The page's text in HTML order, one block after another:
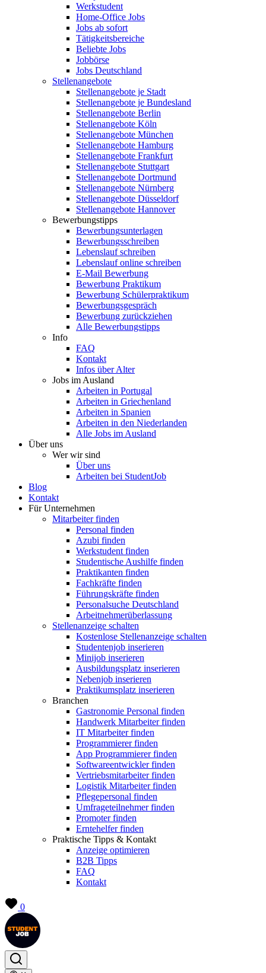
Werkstudent
Home-Office Jobs
Jobs ab sofort
Tätigkeitsbereiche
Beliebte Jobs
Jobbörse
Jobs Deutschland
Stellenangebote
Stellenangebote je Stadt
Stellenangebote je Bundesland
Stellenangebote Berlin
Stellenangebote Köln
Stellenangebote München
Stellenangebote Hamburg
Stellenangebote Frankfurt
Stellenangebote Stuttgart
Stellenangebote Dortmund
Stellenangebote Nürnberg
Stellenangebote Düsseldorf
Stellenangebote Hannover
Bewerbungstipps
Bewerbungsunterlagen
Bewerbungsschreiben
Lebenslauf schreiben
Lebenslauf online schreiben
E-Mail Bewerbung
Bewerbung Praktikum
Bewerbung Schülerpraktikum
Bewerbungsgespräch
Bewerbung zurückziehen
Alle Bewerbungstipps
Info
FAQ
Kontakt
Infos über Alter
Jobs im Ausland
Arbeiten in Portugal
Arbeiten in Griechenland
Arbeiten in Spanien
Arbeiten in den Niederlanden
Alle Jobs im Ausland
Über uns
Wer wir sind
Über uns
Arbeiten bei StudentJob
Blog
Kontakt
Für Unternehmen
Mitarbeiter finden
Personal finden
Azubi finden
Werkstudent finden
Studentische Aushilfe finden
Praktikanten finden
Fachkräfte finden
Führungskräfte finden
Personalsuche Deutschland
Arbeitnehmerüberlassung
Stellenanzeige schalten
Kostenlose Stellenanzeige schalten
Studentenjob inserieren
Minijob inserieren
Ausbildungsplatz inserieren
Nebenjob inserieren
Praktikumsplatz inserieren
Branchen
Gastronomie Personal finden
Handwerk Mitarbeiter finden
IT Mitarbeiter finden
Programmierer finden
App Programmierer finden
Softwareentwickler finden
Vertriebsmitarbeiter finden
Logistik Mitarbeiter finden
Pflegepersonal finden
Umfrageteilnehmer finden
Promoter finden
Erntehelfer finden
Praktische Tipps & Kontakt
Anzeige optimieren
B2B Tipps
FAQ
Kontakt
0